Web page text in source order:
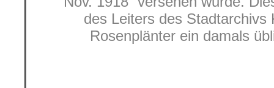
des Leiters des Stadtarchivs
Rosenplänter ein damals